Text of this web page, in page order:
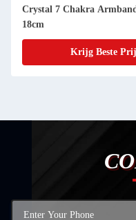
Crystal 7 Chakra
18cm
Krijg Beste